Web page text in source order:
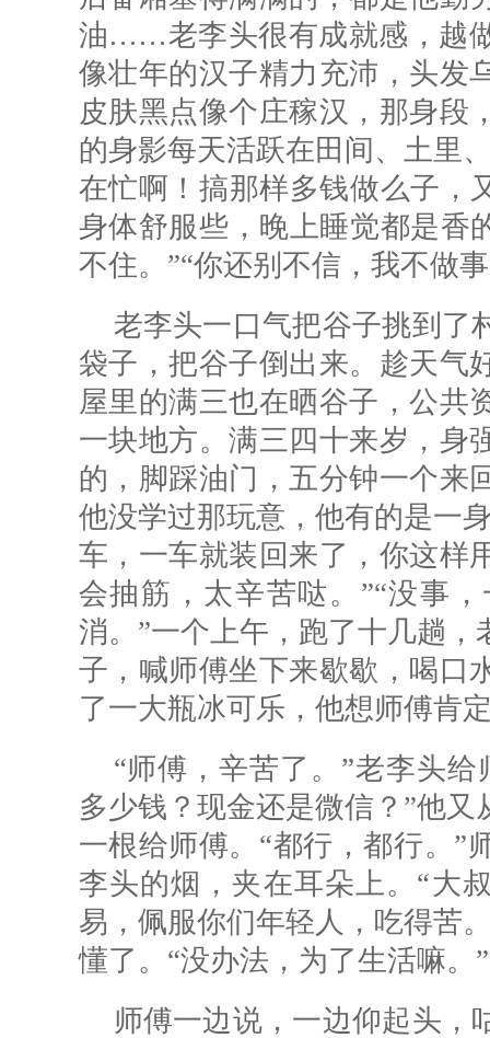
油……老李头很有成就感，越
像壮年的汉子精力充沛，头发
皮肤黑点像个庄稼汉，那身段
的身影每天活跃在田间、土里
在忙啊！搞那样多钱做么子，
身体舒服些，晚上睡觉都是香
不住。”“你还别不信，我不做
老李头一口气把谷子挑到了
袋子，把谷子倒出来。趁天气
屋里的满三也在晒谷子，公共
一块地方。满三四十来岁，身
的，脚踩油门，五分钟一个来
他没学过那玩意，他有的是一
车，一车就装回来了，你这样
会抽筋，太辛苦哒。”“没事
消。”一个上午，跑了十几趟
子，喊师傅坐下来歇歇，喝口
了一大瓶冰可乐，他想师傅肯
“师傅，辛苦了。”老李头
多少钱？现金还是微信？”他
一根给师傅。“都行，都行。”
李头的烟，夹在耳朵上。“大
易，佩服你们年轻人，吃得苦
懂了。“没办法，为了生活嘛。”
师傅一边说，一边仰起头，